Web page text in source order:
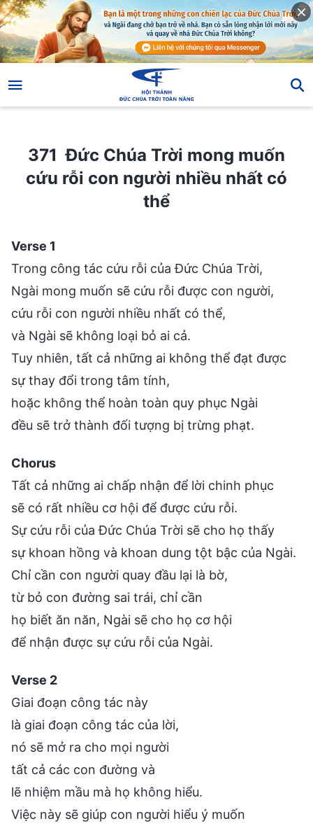
371 Đức Chúa Trời mong muốn
cứu rỗi con người nhiều nhất có
thể
Verse 1
Trong công tác cứu rỗi của Đức Chúa Trời,
Ngài mong muốn sẽ cứu rỗi được con người,
cứu rỗi con người nhiều nhất có thể,
và Ngài sẽ không loại bỏ ai cả.
Tuy nhiên, tất cả những ai không thể đạt được
sự thay đổi trong tâm tính,
hoặc không thể hoàn toàn quy phục Ngài
đều sẽ trở thành đối tượng bị trừng phạt.
Chorus
Tất cả những ai chấp nhận để lời chinh phục
sẽ có rất nhiều cơ hội để được cứu rỗi.
Sự cứu rỗi của Đức Chúa Trời sẽ cho họ thấy
sự khoan hồng và khoan dung tột bậc của Ngài.
Chỉ cần con người quay đầu lại là bờ,
từ bỏ con đường sai trái, chỉ cần
họ biết ăn năn, Ngài sẽ cho họ cơ hội
để nhận được sự cứu rỗi của Ngài.
Verse 2
Giai đoạn công tác này
là giai đoạn công tác của lời,
nó sẽ mở ra cho mọi người
tất cả các con đường và
lẽ nhiệm mầu mà họ không hiểu.
Việc này sẽ giúp con người hiểu ý muốn